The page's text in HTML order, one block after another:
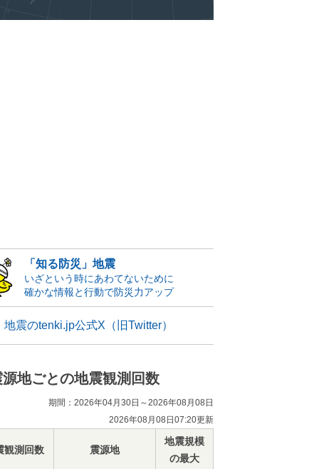
「知る防災」地震
いざという時にあわてないために
確かな情報と行動で防災力アップ
地震のtenki.jp公式X（旧Twitter）
源地ごとの地震観測回数
期間：2026年04月30日～2026年08月08日
2026年08月08日07:20更新
観測回数 震源地
地震規模
の最大